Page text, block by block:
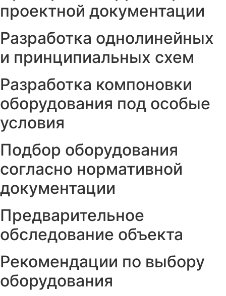
проектной документации
Разработка однолинейных
и принципиальных схем
Разработка компоновки
оборудования под особые
условия
Подбор оборудования
согласно нормативной
документации
Предварительное
обследование объекта
Рекомендации по выбору
оборудования